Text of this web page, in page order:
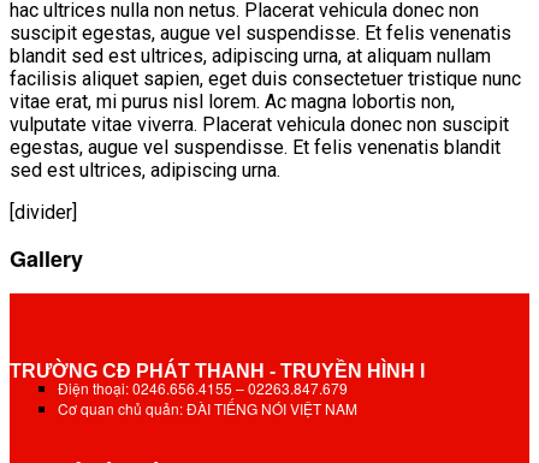
hac ultrices nulla non netus. Placerat vehicula donec non
suscipit egestas, augue vel suspendisse. Et felis venenatis
blandit sed est ultrices, adipiscing urna, at aliquam nullam
facilisis aliquet sapien, eget duis consectetuer tristique nunc
vitae erat, mi purus nisl lorem. Ac magna lobortis non,
vulputate vitae viverra. Placerat vehicula donec non suscipit
egestas, augue vel suspendisse. Et felis venenatis blandit
sed est ultrices, adipiscing urna.
[divider]
Gallery
TRƯỜNG CĐ PHÁT THANH - TRUYỀN HÌNH I
Điện thoại: 0246.656.4155 – 02263.847.679
Cơ quan chủ quản: ĐÀI TIẾNG NÓI VIỆT NAM